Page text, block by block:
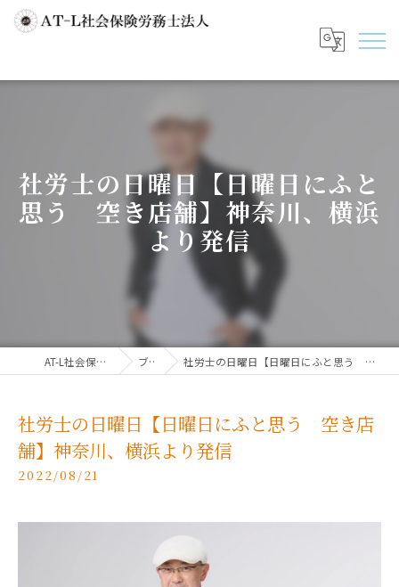
社労士の日曜日【日曜日にふと
思う 空き店舗】神奈川、横浜
より発信
AT-L社会保険労務士法人 ブログ 社労士の日曜日【日曜日にふと思う 空き店舗】神奈川、横浜より発信
社労士の日曜日【日曜日にふと思う 空き店
舗】神奈川、横浜より発信
2022/08/21